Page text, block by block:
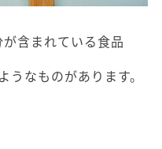
含まれている食品
なものがあります。